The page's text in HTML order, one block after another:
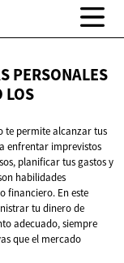
PERSONALES
LOS
te permite alcanzar tus
enfrentar imprevistos
planificar tus gastos y
habilidades
financiero. En este
tu dinero de
adecuado, siempre
que el mercado